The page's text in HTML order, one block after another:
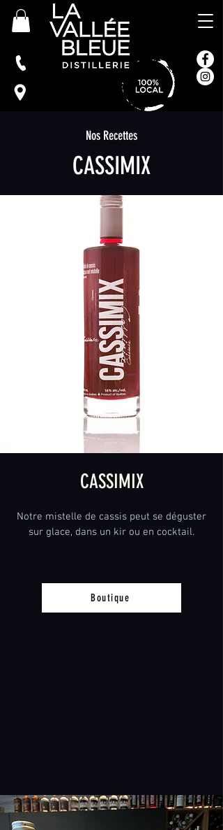
Nos Recettes
CASSIMIX
CASSIMIX
Notre mistelle de cassis peut se déguster
sur glace, dans un kir ou en cocktail.
Boutique